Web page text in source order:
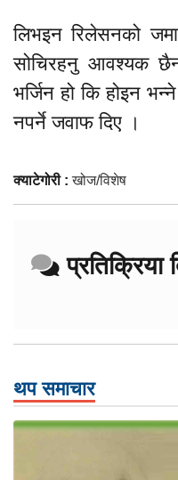
लिभइन रिलेसनको
सोचिरहनु आवश्यक
भर्जिन हो कि होइन
नपर्ने जवाफ दिए ।
क्याटेगोरी :खोज/विशेष
प्रतिक्रिया
थप समाचार